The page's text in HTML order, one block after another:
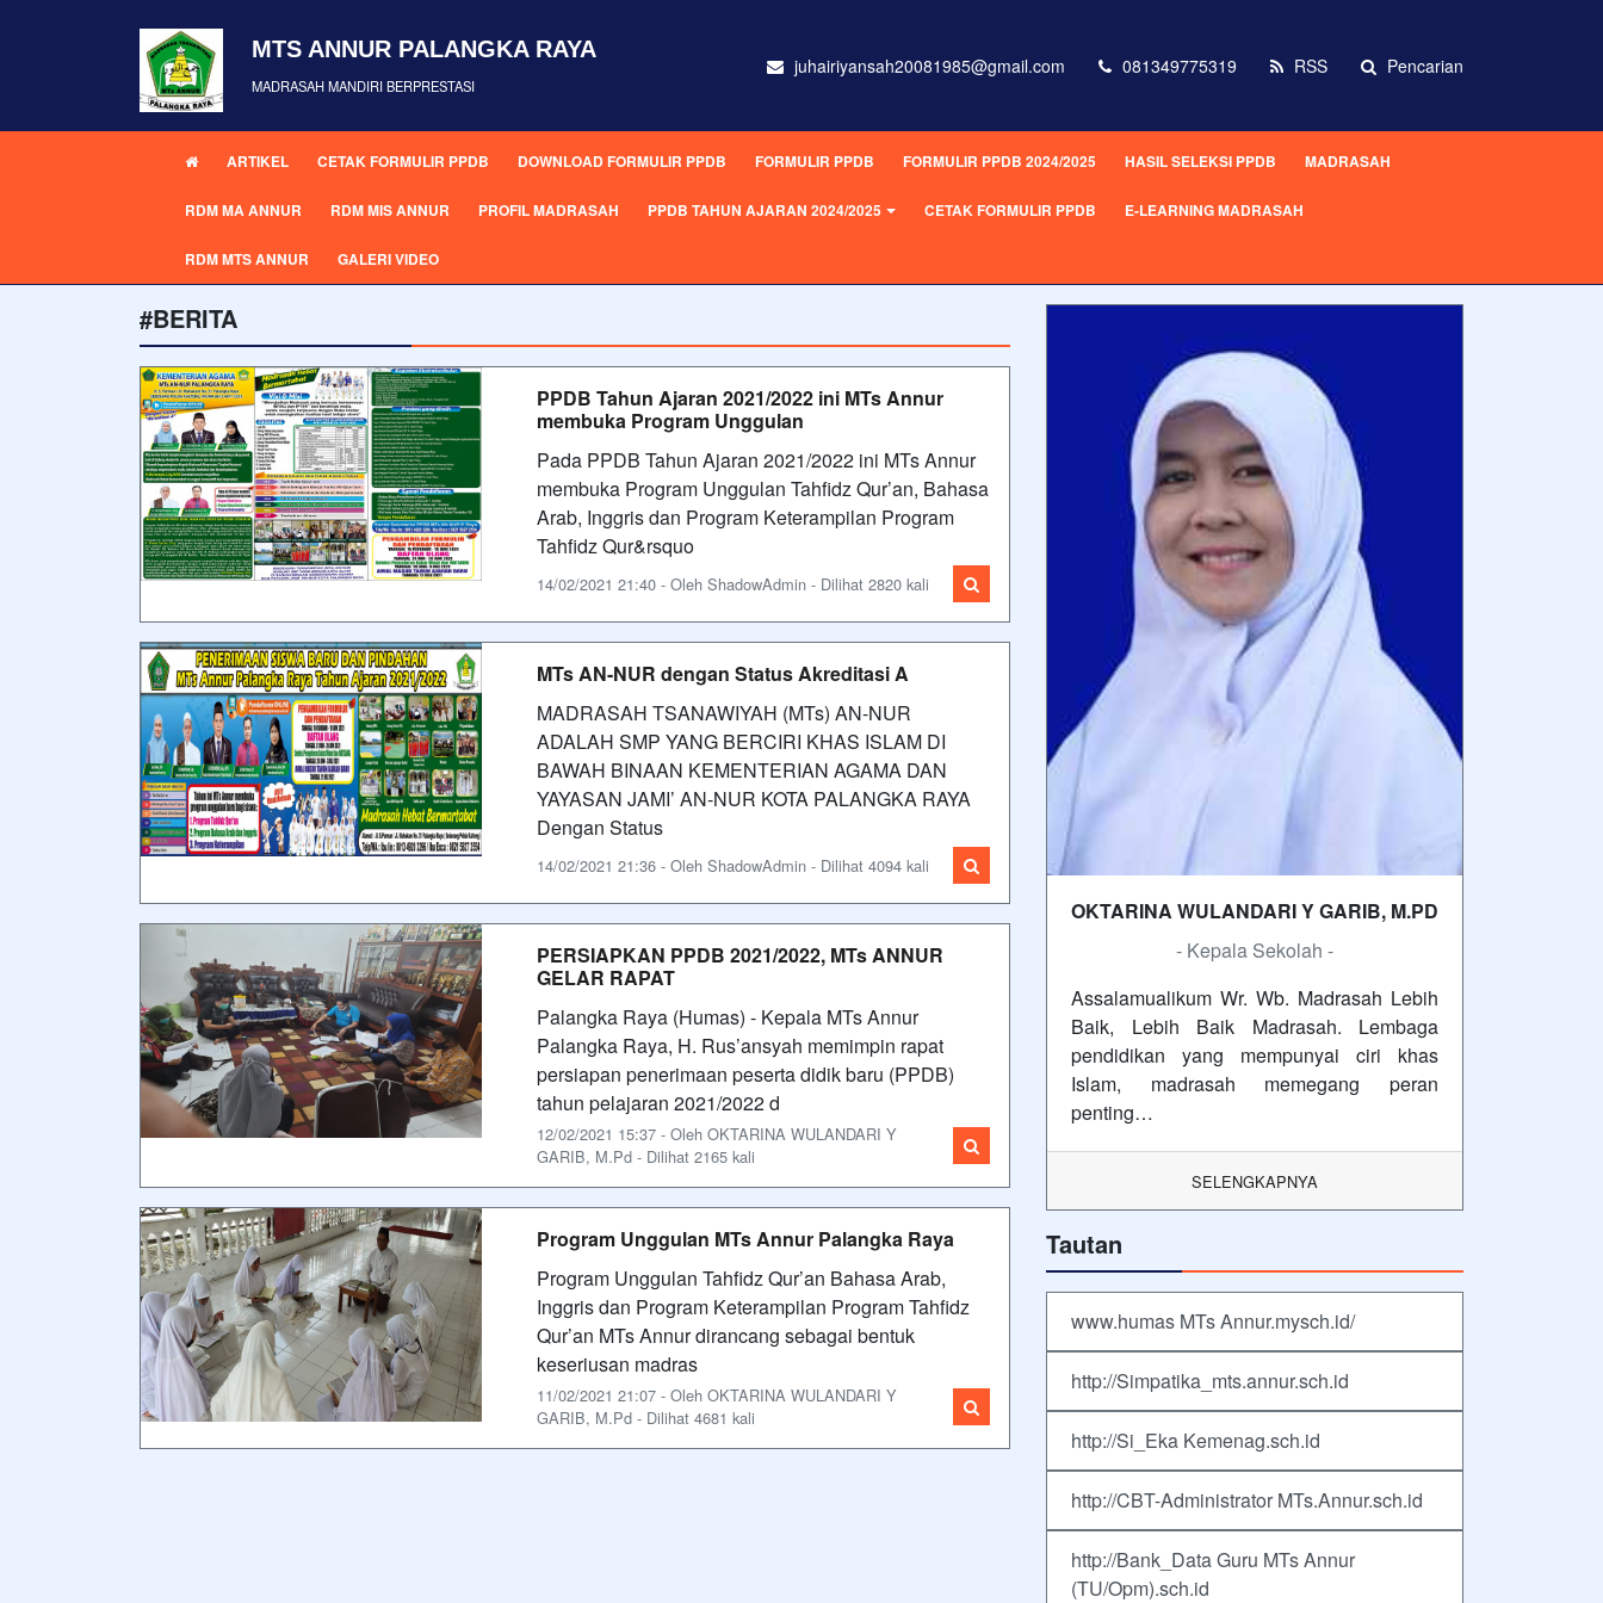
MTS ANNUR PALANGKA RAYA
MADRASAH MANDIRI BERPRESTASI
juhairiyansah20081985@gmail.com 081349775319 RSS Pencarian
ARTIKEL CETAK FORMULIR PPDB DOWNLOAD FORMULIR PPDB FORMULIR PPDB FORMULIR PPDB 2024/2025 HASIL SELEKSI PPDB MADRASAH
RDM MA ANNUR RDM MIS ANNUR PROFIL MADRASAH PPDB TAHUN AJARAN 2024/2025 CETAK FORMULIR PPDB E-LEARNING MADRASAH
RDM MTS ANNUR GALERI VIDEO
#BERITA
PPDB Tahun Ajaran 2021/2022 ini MTs Annur
membuka Program Unggulan
Pada PPDB Tahun Ajaran 2021/2022 ini MTs Annur
membuka Program Unggulan Tahfidz Qur’an, Bahasa
Arab, Inggris dan Program Keterampilan Program
Tahfidz Qur&rsquo
14/02/2021 21:40 - Oleh ShadowAdmin - Dilihat 2820 kali
MTs AN-NUR dengan Status Akreditasi A
MADRASAH TSANAWIYAH (MTs) AN-NUR
ADALAH SMP YANG BERCIRI KHAS ISLAM DI
BAWAH BINAAN KEMENTERIAN AGAMA DAN
YAYASAN JAMI’ AN-NUR KOTA PALANGKA RAYA
Dengan Status
14/02/2021 21:36 - Oleh ShadowAdmin - Dilihat 4094 kali
PERSIAPKAN PPDB 2021/2022, MTs ANNUR
GELAR RAPAT
Palangka Raya (Humas) - Kepala MTs Annur
Palangka Raya, H. Rus’ansyah memimpin rapat
persiapan penerimaan peserta didik baru (PPDB)
tahun pelajaran 2021/2022 d
12/02/2021 15:37 - Oleh OKTARINA WULANDARI Y
GARIB, M.Pd - Dilihat 2165 kali
Program Unggulan MTs Annur Palangka Raya
Program Unggulan Tahfidz Qur’an Bahasa Arab,
Inggris dan Program Keterampilan Program Tahfidz
Qur’an MTs Annur dirancang sebagai bentuk
keseriusan madras
11/02/2021 21:07 - Oleh OKTARINA WULANDARI Y
GARIB, M.Pd - Dilihat 4681 kali
OKTARINA WULANDARI Y GARIB, M.PD
- Kepala Sekolah -
Assalamualikum Wr. Wb. Madrasah Lebih
Baik, Lebih Baik Madrasah. Lembaga
pendidikan yang mempunyai ciri khas
Islam, madrasah memegang peran
penting…
SELENGKAPNYA
Tautan
www.humas MTs Annur.mysch.id/
http://Simpatika_mts.annur.sch.id
http://Si_Eka Kemenag.sch.id
http://CBT-Administrator MTs.Annur.sch.id
http://Bank_Data Guru MTs Annur
(TU/Opm).sch.id